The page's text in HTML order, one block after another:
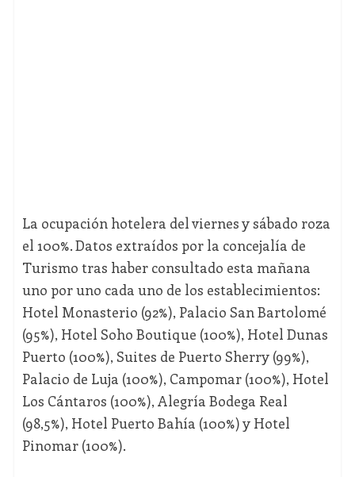
La ocupación hotelera del viernes y sábado roza
el 100%. Datos extraídos por la concejalía de
Turismo tras haber consultado esta mañana
uno por uno cada uno de los establecimientos:
Hotel Monasterio (92%), Palacio San Bartolomé
(95%), Hotel Soho Boutique (100%), Hotel Dunas
Puerto (100%), Suites de Puerto Sherry (99%),
Palacio de Luja (100%), Campomar (100%), Hotel
Los Cántaros (100%), Alegría Bodega Real
(98,5%), Hotel Puerto Bahía (100%) y Hotel
Pinomar (100%).